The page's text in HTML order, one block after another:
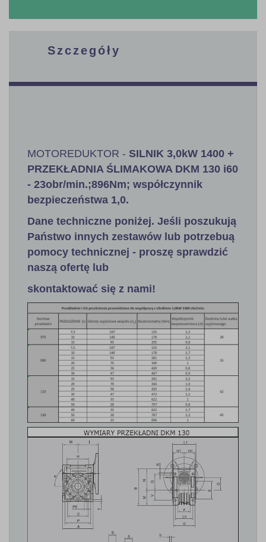
Szczegóły
MOTOREDUKTOR - SILNIK 3,0kW 1400 +
PRZEKŁADNIA ŚLIMAKOWA DKM 130 i60
- 23obr/min.;896Nm; współczynnik
bezpieczeństwa 1,0.
Dane techniczne poniżej. Jeśli poszukują
Państwo innych zestawów lub potrzebuą
pomocy technicznej - proszę sprawdzić
naszą ofertę lub
skontaktować się z nami!